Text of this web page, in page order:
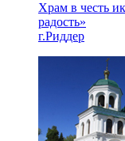
Храм в честь
радость»
г.Риддер